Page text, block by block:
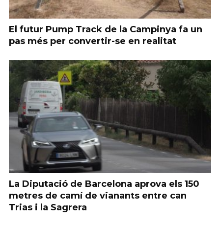
El futur Pump Track de la Campinya fa un
pas més per convertir-se en realitat
La Diputació de Barcelona aprova els 150
metres de camí de vianants entre can
Trias i la Sagrera